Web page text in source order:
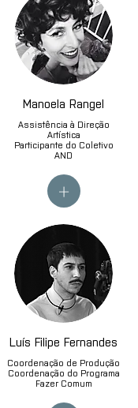
Manoela Rangel
Assistência à Direção
Artística
Participante do Coletivo
AND
+
Luís Filipe Fernandes
Coordenação de Produção
Coordenação do Programa
Fazer Comum